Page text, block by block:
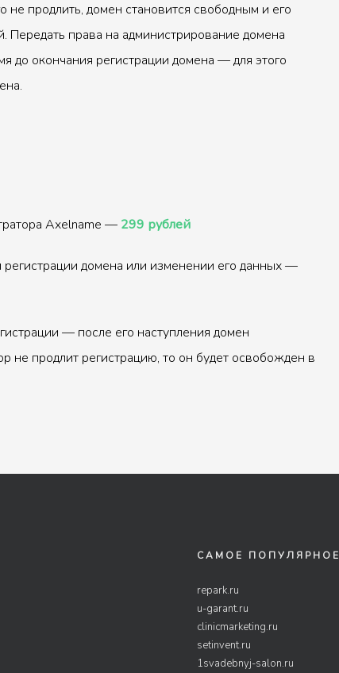
не продлить, домен становится свободным и его
права на администрирование домена
окончания регистрации домена — для этого
Axelname — 299 рублей
домена или изменении его данных —
— после его наступления домен
не продлит регистрацию, то он будет освобожден в
САМОЕ ПОПУЛЯРНОЕ
repark.ru
u-garant.ru
clinicmarketing.ru
setinvent.ru
1svadebnyj-salon.ru